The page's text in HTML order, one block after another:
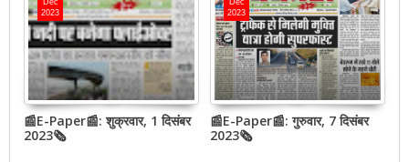
2023
📰E-Paper📰: शुक्रवार, 1 दिसंबर
2023🗞
2023
📰E-Paper📰: गुरुवार, 7 दिसंबर
2023🗞